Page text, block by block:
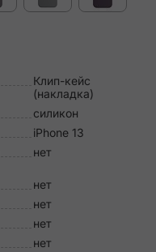
Клип-кейс
(накладка)
силикон
iPhone 13
нет
нет
нет
нет
нет